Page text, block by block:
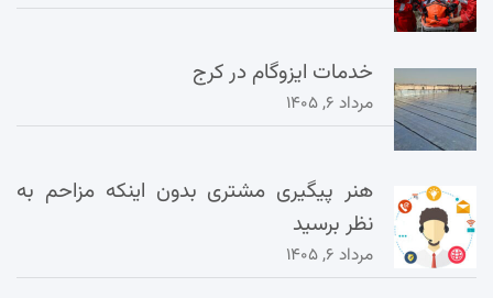
خدمات ایزوگام در کرج
مرداد ۶, ۱۴۰۵
هنر پیگیری مشتری بدون اینکه مزاحم به
نظر برسید
مرداد ۶, ۱۴۰۵